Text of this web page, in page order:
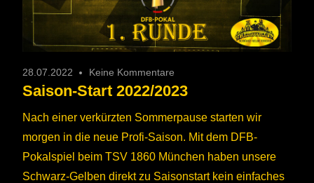
28.07.2022 Keine Kommentare
Saison-Start 2022/2023
Nach einer verkürzten Sommerpause starten wir
morgen in die neue Profi-Saison. Mit dem DFB-
Pokalspiel beim TSV 1860 München haben unsere
Schwarz-Gelben direkt zu Saisonstart kein einfaches